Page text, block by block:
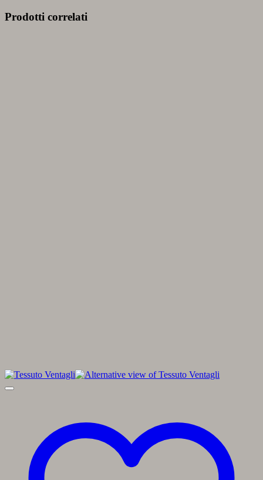
Prodotti correlati